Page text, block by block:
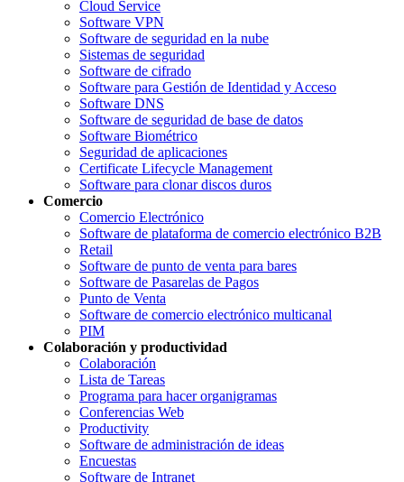
Cloud Service
Software VPN
Software de seguridad en la nube
Sistemas de seguridad
Software de cifrado
Software para Gestión de Identidad y Acceso
Software DNS
Software de seguridad de base de datos
Software Biométrico
Seguridad de aplicaciones
Certificate Lifecycle Management
Software para clonar discos duros
Comercio
Comercio Electrónico
Software de plataforma de comercio electrónico B2B
Retail
Software de punto de venta para bares
Software de Pasarelas de Pagos
Punto de Venta
Software de comercio electrónico multicanal
PIM
Colaboración y productividad
Colaboración
Lista de Tareas
Programa para hacer organigramas
Conferencias Web
Productivity
Software de administración de ideas
Encuestas
Software de Intranet